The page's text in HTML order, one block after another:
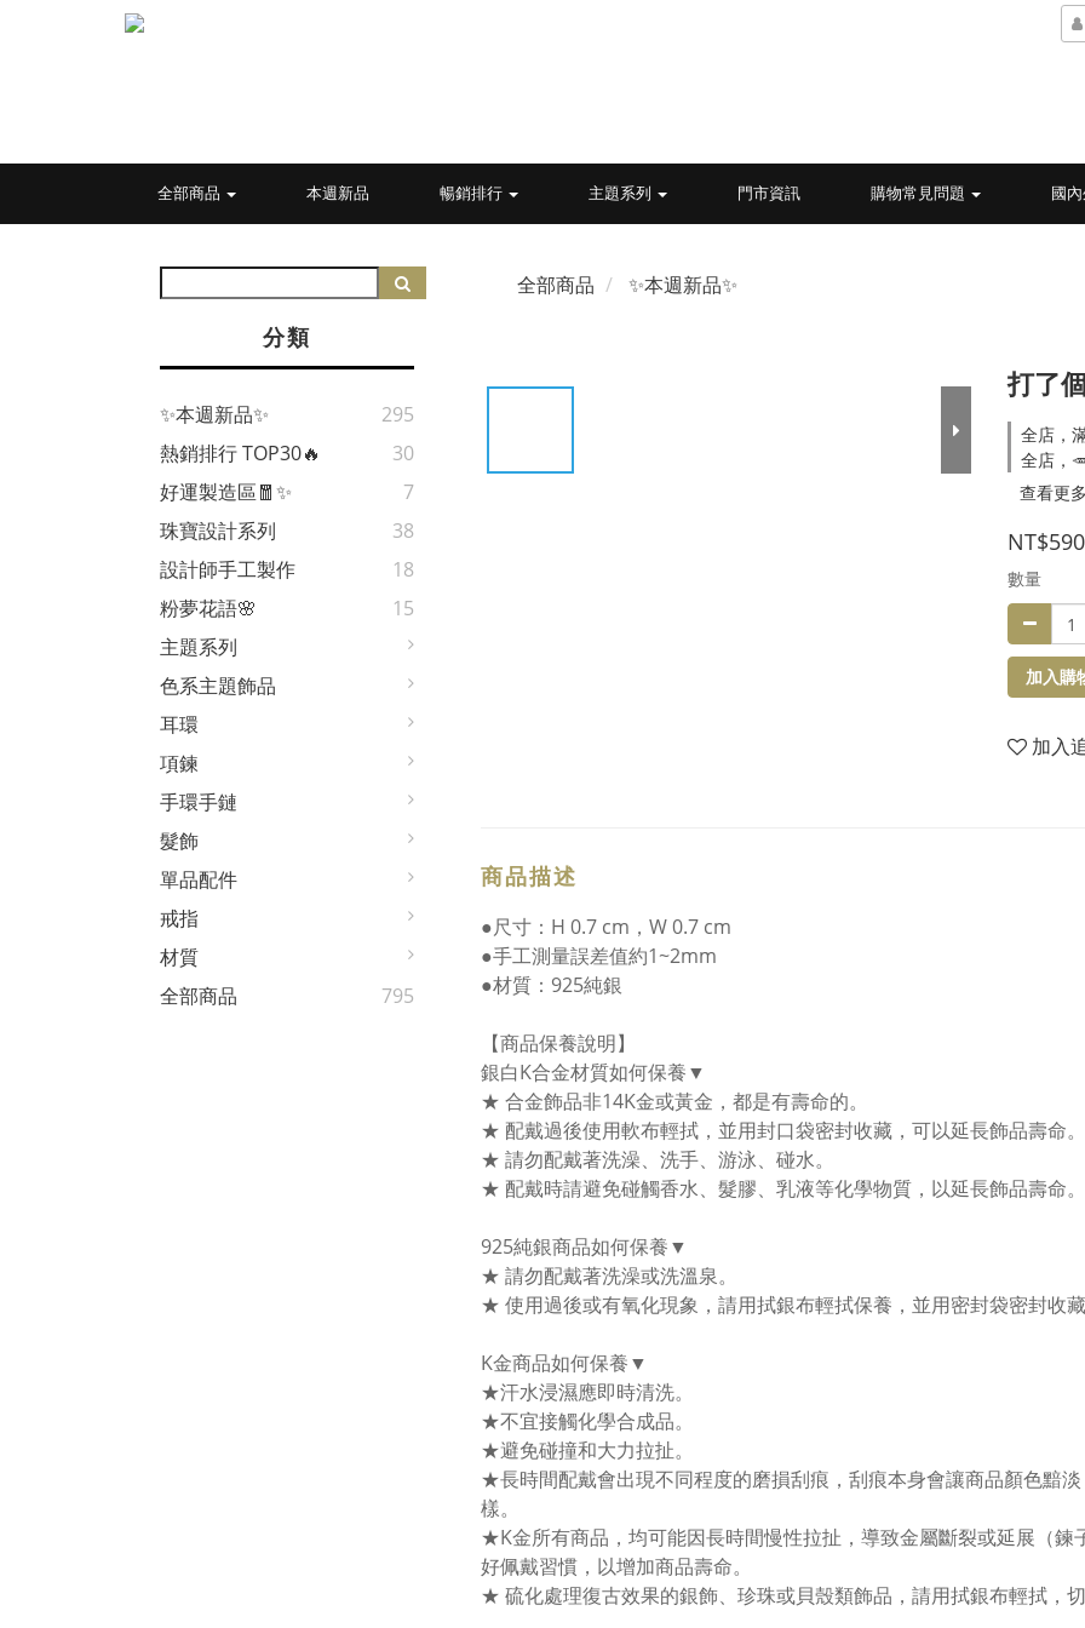
全部商品 本週新品 暢銷排行 主題系列 門市資訊 購物常見問題 國
分類
✨本週新品✨
295
熱銷排行 TOP30🔥
30
好運製造區🧧✨
7
珠寶設計系列
38
設計師手工製作
18
粉夢花語🌸
15
主題系列
色系主題飾品
耳環
項鍊
手環手鏈
髮飾
單品配件
戒指
材質
全部商品
795
全部商品 ✨本週新品✨
打了
全店，
全店，
查看更多
NT$590
數量
加入購
加入
商品描述
●尺寸：H 0.7 cm，W 0.7 cm
●手工測量誤差值約1~2mm
●材質：925純銀
【商品保養說明】
銀白K合金材質如何保養▼
★ 合金飾品非14K金或黃金，都是有壽命的。
★ 配戴過後使用軟布輕拭，並用封口袋密封收藏，可以延長飾品壽命
★ 請勿配戴著洗澡、洗手、游泳、碰水。
★ 配戴時請避免碰觸香水、髮膠、乳液等化學物質，以延長飾品壽命。
925純銀商品如何保養▼
★ 請勿配戴著洗澡或洗溫泉。
★ 使用過後或有氧化現象，請用拭銀布輕拭保養，並用密封袋密封收藏
K金商品如何保養▼
★汗水浸濕應即時清洗。
★不宜接觸化學合成品。
★避免碰撞和大力拉扯。
★長時間配戴會出現不同程度的磨損刮痕，刮痕本身會讓商品顏色黯
樣。
★K金所有商品，均可能因長時間慢性拉扯，導致金屬斷裂或延展（鍊
好佩戴習慣，以增加商品壽命。
★ 硫化處理復古效果的銀飾、珍珠或貝殼類飾品，請用拭銀布輕拭，切